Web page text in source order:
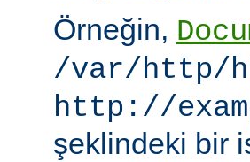
Örneğin,
/var/http/
http://
şeklindeki bir